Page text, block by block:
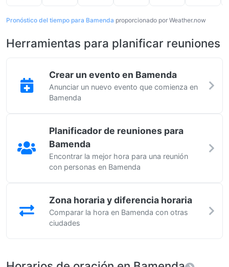
Pronóstico del tiempo para Bamenda proporcionado por Weather.now
Herramientas para planificar reuniones
Crear un evento en Bamenda
Anunciar un nuevo evento que comienza en
Bamenda
Planificador de reuniones para
Bamenda
Encontrar la mejor hora para una reunión
con personas en Bamenda
Zona horaria y diferencia horaria
Comparar la hora en Bamenda con otras
ciudades